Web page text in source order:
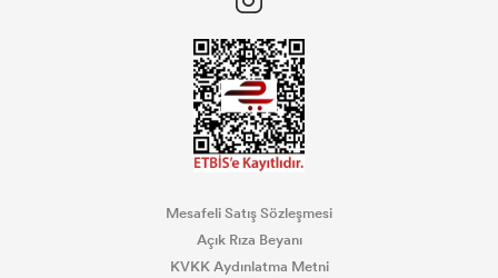
Mesafeli Satış Sözleşmesi
Açık Rıza Beyanı
KVKK Aydınlatma Metni